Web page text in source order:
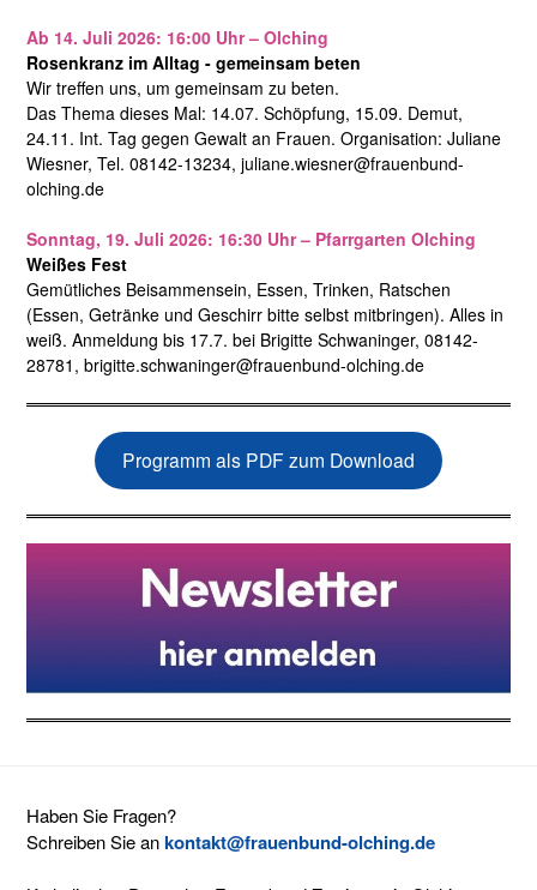
Ab 14. Juli 2026: 16:00 Uhr – Olching
Rosenkranz im Alltag - gemeinsam beten
Wir treffen uns, um gemeinsam zu beten.
Das Thema dieses Mal: 14.07. Schöpfung, 15.09. Demut,
24.11. Int. Tag gegen Gewalt an Frauen. Organisation: Juliane
Wiesner, Tel. 08142-13234, juliane.wiesner@frauenbund-
olching.de
Sonntag, 19. Juli 2026: 16:30 Uhr – Pfarrgarten Olching
Weißes Fest
Gemütliches Beisammensein, Essen, Trinken, Ratschen
(Essen, Getränke und Geschirr bitte selbst mitbringen). Alles in
weiß. Anmeldung bis 17.7. bei Brigitte Schwaninger, 08142-
28781, brigitte.schwaninger@frauenbund-olching.de
Programm als PDF zum Download
Haben Sie Fragen?
Schreiben Sie ankontakt@frauenbund-olching.de